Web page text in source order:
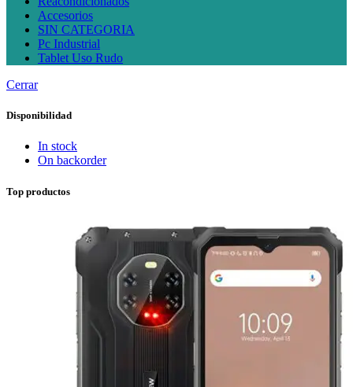
Accesorios
SIN CATEGORIA
Pc Industrial
Tablet Uso Rudo
Cerrar
Disponibilidad
In stock
On backorder
Top productos